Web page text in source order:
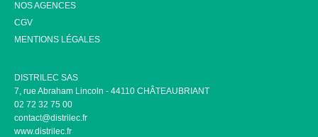
NOS AGENCES
CGV
MENTIONS LÉGALES
DISTRILEC SAS
7, rue Abraham Lincoln - 44110 CHÂTEAUBRIANT
02 72 32 75 00
contact@distrilec.fr
www.distrilec.fr